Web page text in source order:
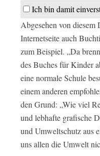
Ich bin damit
Abgesehen von
Internetseite auch
zum Beispiel. „Da
des Buches für Kinder
eine normale Schule
einem anderen
den Grund: „Wie viel
und lebhafte grafische
und Umweltschutz aus
uns allen die Umwelt